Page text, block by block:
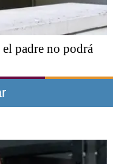
padre no podrá